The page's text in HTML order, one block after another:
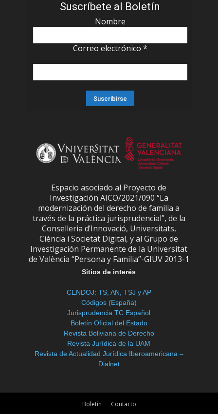
Suscríbete al Boletín
Nombre
Correo electrónico *
Espacio asociado al Proyecto de
Investigación AICO/2021/090 “La
modernización del derecho de familia a
través de la práctica jurisprudencial”, de la
Conselleria d’Innovació, Universitats,
Ciència i Societat Digital, y al Grupo de
Investigación Permanente de la Universitat
de València “Persona y Familia”-GIUV 2013-1
Sitios de interés
CENDOJ: TS, AN, TSJ y AP
Códigos (España)
Jurisprudencia TC Español
Boletín Oficial del Estado
Revista Boliviana de Derecho
Revista Jurídica de la UAM
Revista de Actualidad Jurídica Iberoamericana –
Dialnet
Boletín Contacto